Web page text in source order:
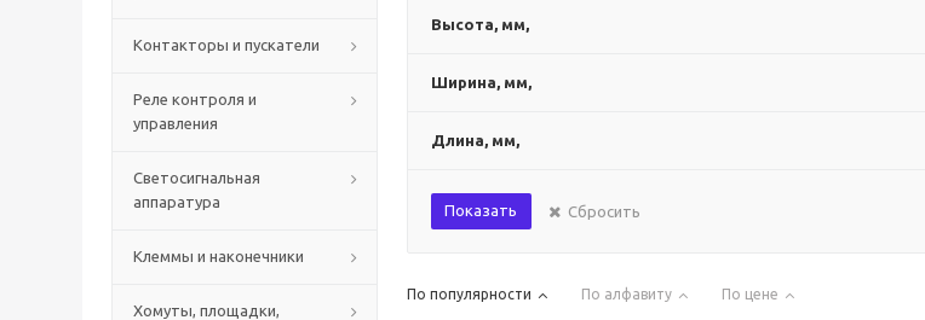
Контакторы и пускатели
Реле контроля и
управления
Светосигнальная
аппаратура
Клеммы и наконечники
Хомуты, площадки,
Высота, мм,
Ширина, мм,
Длина, мм,
Показать Сбросить
По популярности По алфавиту По цене